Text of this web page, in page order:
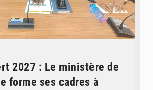
2027 : Le ministère de
forme ses cadres à